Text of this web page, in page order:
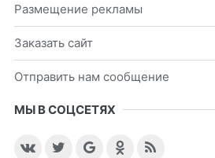
Размещение рекламы
Заказать сайт
Отправить нам сообщение
МЫ В СОЦСЕТЯХ